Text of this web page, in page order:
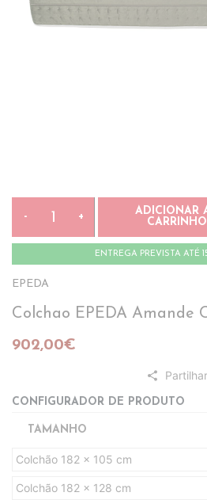
- +
ADICIONAR
CARRINHO
ENTREGA PREVISTA ATÉ
EPEDA
Colchao EPEDA Amande
902,00€
share Partilhar
CONFIGURADOR DE PRODUTO
TAMANHO
Colchão 182 x 105 cm
Colchão 182 x 128 cm